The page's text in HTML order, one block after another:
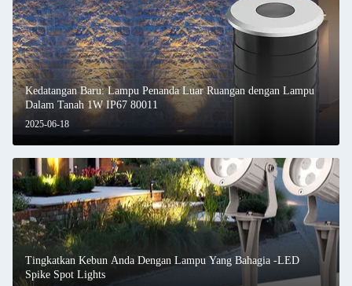
2025-06-18
Kedatangan Baru: Lampu Penanda Luar Ruangan dengan Lampu
Dalam Tanah 1W IP67 80011
Tingkatkan Kebun Anda Dengan Lampu Yang Bahagia -LED
Spike Spot Lights